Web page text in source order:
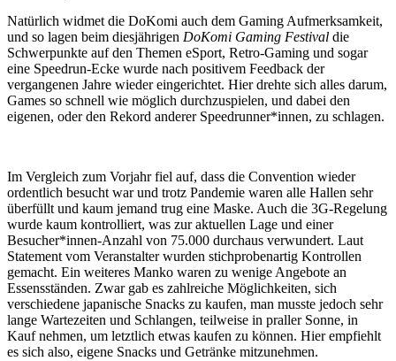
Natürlich widmet die DoKomi auch dem Gaming Aufmerksamkeit,
und so lagen beim diesjährigen DoKomi Gaming Festival die
Schwerpunkte auf den Themen eSport, Retro-Gaming und sogar
eine Speedrun-Ecke wurde nach positivem Feedback der
vergangenen Jahre wieder eingerichtet. Hier drehte sich alles darum,
Games so schnell wie möglich durchzuspielen, und dabei den
eigenen, oder den Rekord anderer Speedrunner*innen, zu schlagen.
Im Vergleich zum Vorjahr fiel auf, dass die Convention wieder
ordentlich besucht war und trotz Pandemie waren alle Hallen sehr
überfüllt und kaum jemand trug eine Maske. Auch die 3G-Regelung
wurde kaum kontrolliert, was zur aktuellen Lage und einer
Besucher*innen-Anzahl von 75.000 durchaus verwundert. Laut
Statement vom Veranstalter wurden stichprobenartig Kontrollen
gemacht. Ein weiteres Manko waren zu wenige Angebote an
Essensständen. Zwar gab es zahlreiche Möglichkeiten, sich
verschiedene japanische Snacks zu kaufen, man musste jedoch sehr
lange Wartezeiten und Schlangen, teilweise in praller Sonne, in
Kauf nehmen, um letztlich etwas kaufen zu können. Hier empfiehlt
es sich also, eigene Snacks und Getränke mitzunehmen.